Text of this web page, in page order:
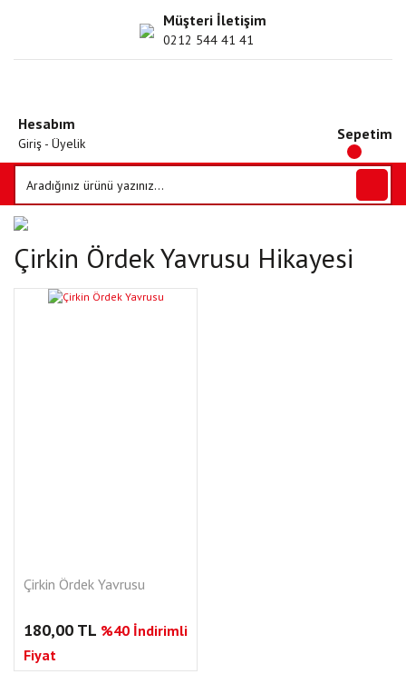
Müşteri İletişim
0212 544 41 41
Hesabım
Giriş - Üyelik
Sepetim
Çirkin Ördek Yavrusu Hikayesi
Çirkin Ördek Yavrusu
180,00 TL %40 İndirimli
Fiyat